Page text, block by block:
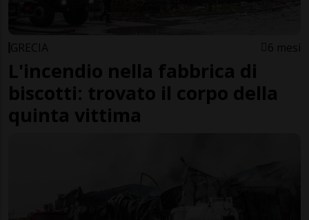
GRECIA 6 mesi
L'incendio nella fabbrica di
biscotti: trovato il corpo della
quinta vittima